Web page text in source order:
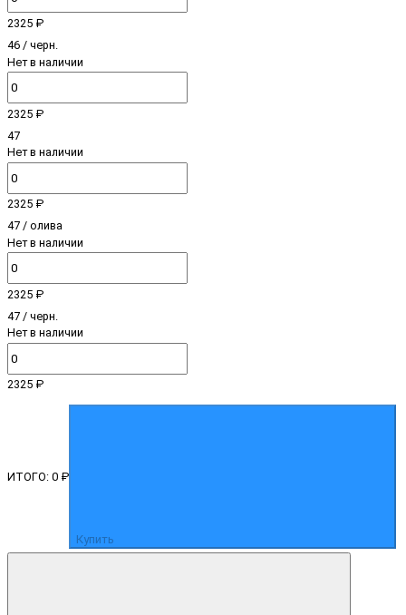
2325 ₽
46 / черн.
Нет в наличии
2325 ₽
47
Нет в наличии
2325 ₽
47 / олива
Нет в наличии
2325 ₽
47 / черн.
Нет в наличии
2325 ₽
ИТОГО: 0 ₽
Купить